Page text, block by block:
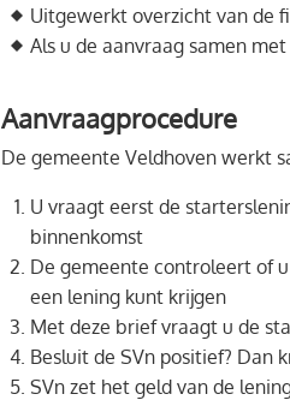
Uitgewerkt overzicht van de
Als u de aanvraag samen
Aanvraagprocedure
De gemeente Veldhoven werkt
U vraagt eerst de
binnenkomst
De gemeente controleert of
een lening kunt krijgen
Met deze brief vraagt u de
Besluit de SVn positief? Dan
SVn zet het geld van de